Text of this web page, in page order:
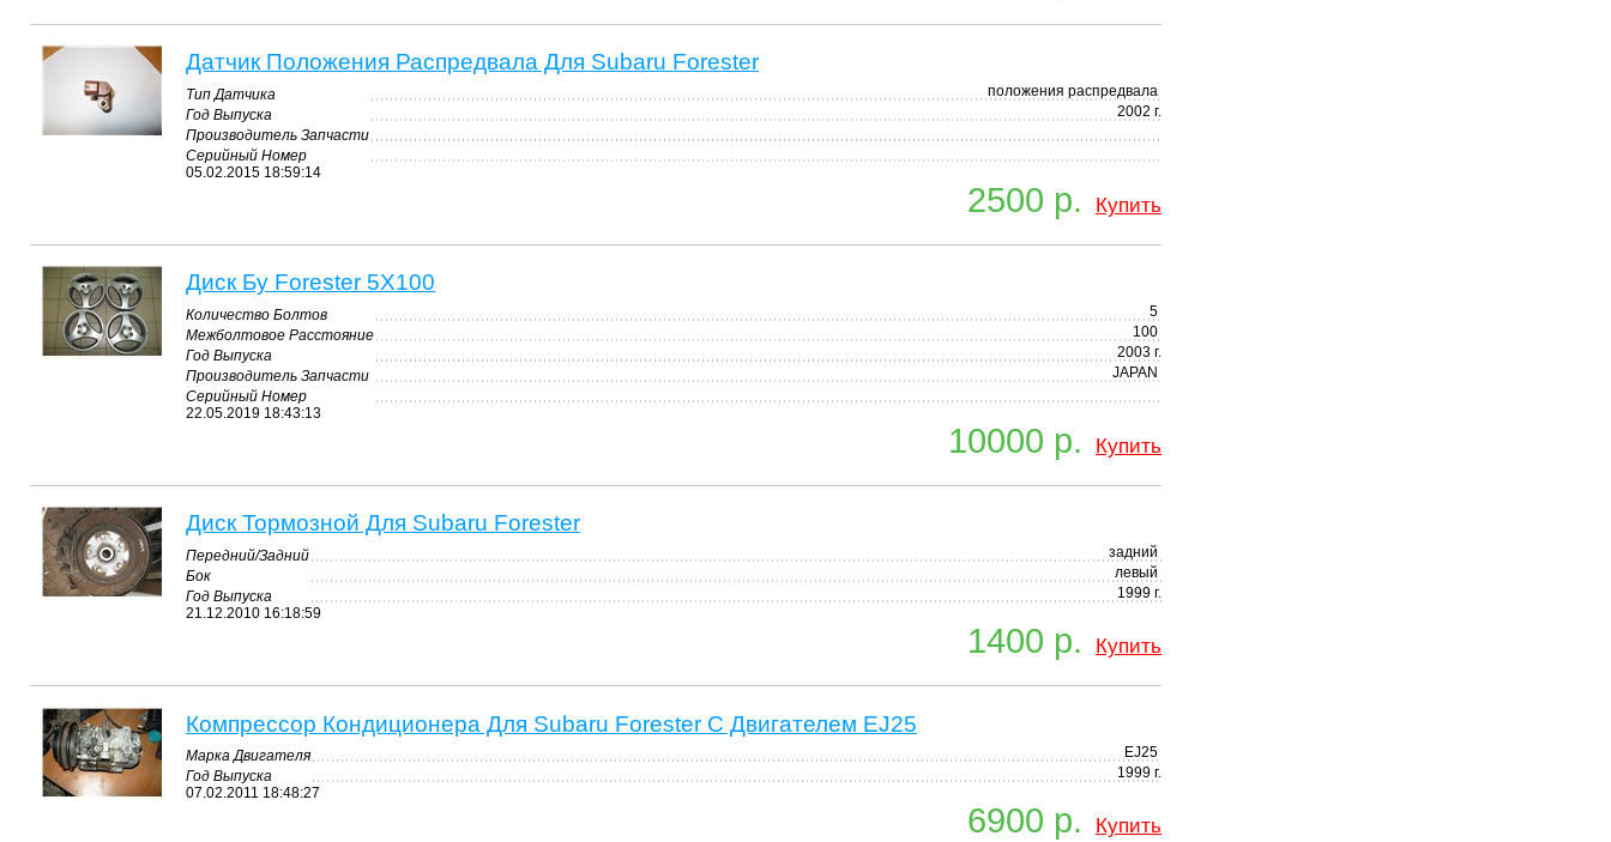
Датчик Положения Распредвала Для Subaru Forester
Тип Датчика
положения распредвала
Год Выпуска
2002 г.
Производитель Запчасти
Серийный Номер
05.02.2015 18:59:14
2500 р. Купить
Диск Бу Forester 5X100
Количество Болтов
5
Межболтовое Расстояние
100
Год Выпуска
2003 г.
Производитель Запчасти
JAPAN
Серийный Номер
22.05.2019 18:43:13
10000 р. Купить
Диск Тормозной Для Subaru Forester
Передний/Задний
задний
Бок
левый
Год Выпуска
1999 г.
21.12.2010 16:18:59
1400 р. Купить
Компрессор Кондиционера Для Subaru Forester С Двигателем EJ25
Марка Двигателя
EJ25
Год Выпуска
1999 г.
07.02.2011 18:48:27
6900 р. Купить